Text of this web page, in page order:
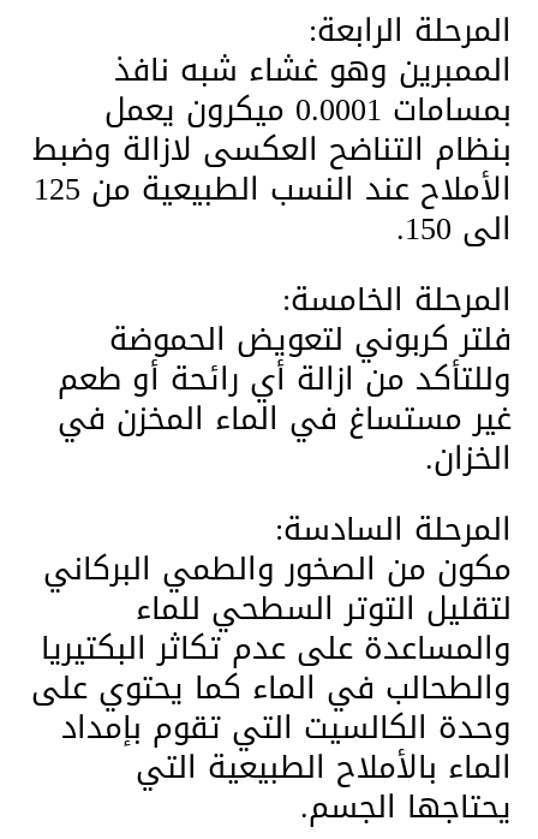
المرحلة الرابعة:
الممبرين وهو غشاء شبه نافذ
بمسامات 0.0001 ميكرون يعمل
بنظام التناضح العكسى لازالة وضبط
الأملاح عند النسب الطبيعية من 125
الى 150.
المرحلة الخامسة:
فلتر كربوني لتعويض الحموضة
وللتأكد من ازالة أي رائحة أو طعم
غير مستساغ في الماء المخزن في
الخزان.
المرحلة السادسة:
مكون من الصخور والطمي البركاني
لتقليل التوتر السطحي للماء
والمساعدة على عدم تكاثر البكتيريا
والطحالب في الماء كما يحتوي على
وحدة الكالسيت التي تقوم بإمداد
الماء بالأملاح الطبيعية التي
يحتاجها الجسم.